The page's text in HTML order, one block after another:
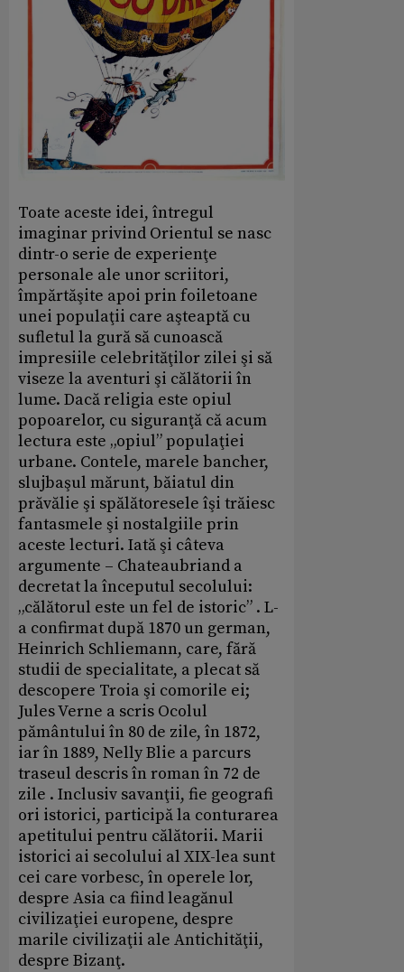
Toate aceste idei, întregul
imaginar privind Orientul se nasc
dintr-o serie de experienţe
personale ale unor scriitori,
împărtăşite apoi prin foiletoane
unei populaţii care aşteaptă cu
sufletul la gură să cunoască
impresiile celebrităţilor zilei şi să
viseze la aventuri şi călătorii în
lume. Dacă religia este opiul
popoarelor, cu siguranţă că acum
lectura este „opiul” populaţiei
urbane. Contele, marele bancher,
slujbaşul mărunt, băiatul din
prăvălie şi spălătoresele îşi trăiesc
fantasmele şi nostalgiile prin
aceste lecturi. Iată şi câteva
argumente – Chateaubriand a
decretat la începutul secolului:
„călătorul este un fel de istoric” . L-
a confirmat după 1870 un german,
Heinrich Schliemann, care, fără
studii de specialitate, a plecat să
descopere Troia şi comorile ei;
Jules Verne a scris Ocolul
pământului în 80 de zile, în 1872,
iar în 1889, Nelly Blie a parcurs
traseul descris în roman în 72 de
zile . Inclusiv savanţii, fie geografi
ori istorici, participă la conturarea
apetitului pentru călătorii. Marii
istorici ai secolului al XIX-lea sunt
cei care vorbesc, în operele lor,
despre Asia ca fiind leagănul
civilizaţiei europene, despre
marile civilizaţii ale Antichităţii,
despre Bizanţ.